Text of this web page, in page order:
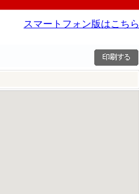
スマートフォン版はこちら